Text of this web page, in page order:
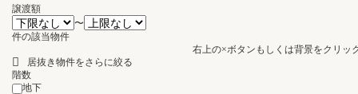
譲渡額
〜
件の該当物件
右上の×ボタンもしくは背景をクリッ
居抜き物件をさらに絞る
階数
地下